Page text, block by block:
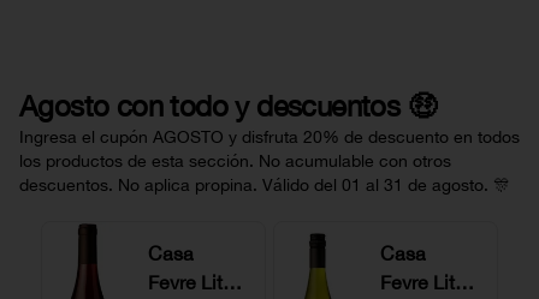
Agosto con todo y descuentos 🤑
Ingresa el cupón AGOSTO y disfruta 20% de descuento en todos
los productos de esta sección. No acumulable con otros
descuentos. No aplica propina. Válido del 01 al 31 de agosto. 🎊
Casa
Fevre Little
Casa
Fevre Little